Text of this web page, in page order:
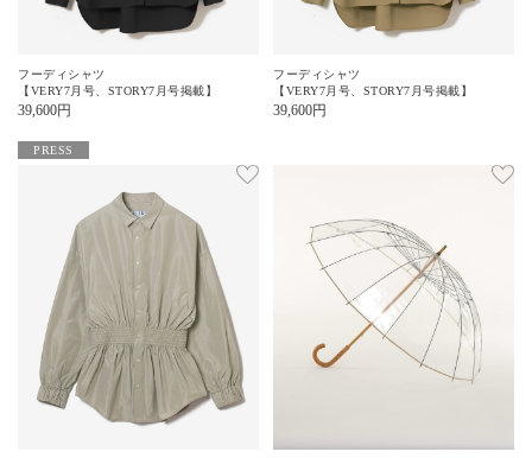
フーディシャツ
【VERY7月号、STORY7月号掲載】
39,600円
フーディシャツ
【VERY7月号、STORY7月号掲載】
39,600円
PRESS